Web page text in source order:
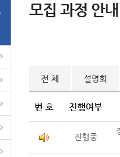
모집 과정 안내
전 체 설명회
번 호 진행여부
진행중